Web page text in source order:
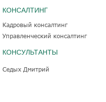
КОНСАЛТИНГ
Кадровый консалтинг
Управленческий консалтинг
КОНСУЛЬТАНТЫ
Седых Дмитрий